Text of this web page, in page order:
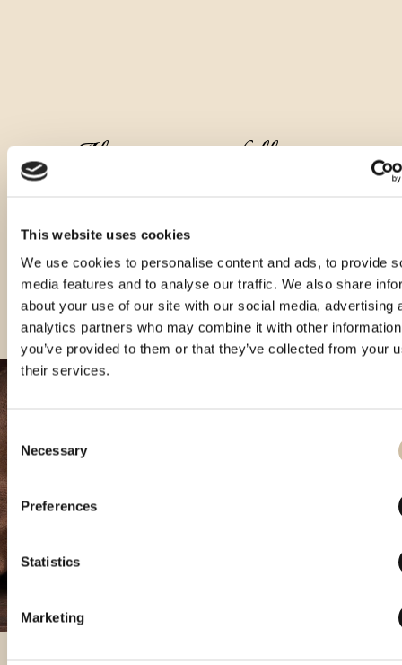
This website uses cookies
We use cookies to personalise content and ads, to provide
media features and to analyse our traffic. We also share
about your use of our site with our social media, advertising
analytics partners who may combine it with other
you’ve provided to them or that they’ve collected from your
their services.
Selection
Necessary
Preferences
Statistics
Marketing
Altre quantità dello stesso